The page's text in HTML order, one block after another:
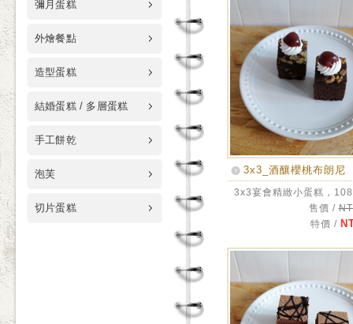
彌月蛋糕
外燴餐點
造型蛋糕
結婚蛋糕 / 多層蛋糕
手工餅乾
泡芙
切片蛋糕
3x3_酒釀櫻桃布朗尼
3x3宴會精緻小蛋糕，
售價 /
特價 /